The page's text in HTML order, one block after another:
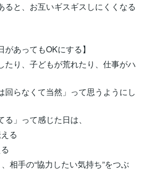
ると、お互いギスギスしにくくなる
あってもOKにする】
たり、子どもが荒れたり、仕事がハ
回らなくて当然」って思うようにし
る」って感じた日は、
る
相手の“協力したい気持ち”をつぶ